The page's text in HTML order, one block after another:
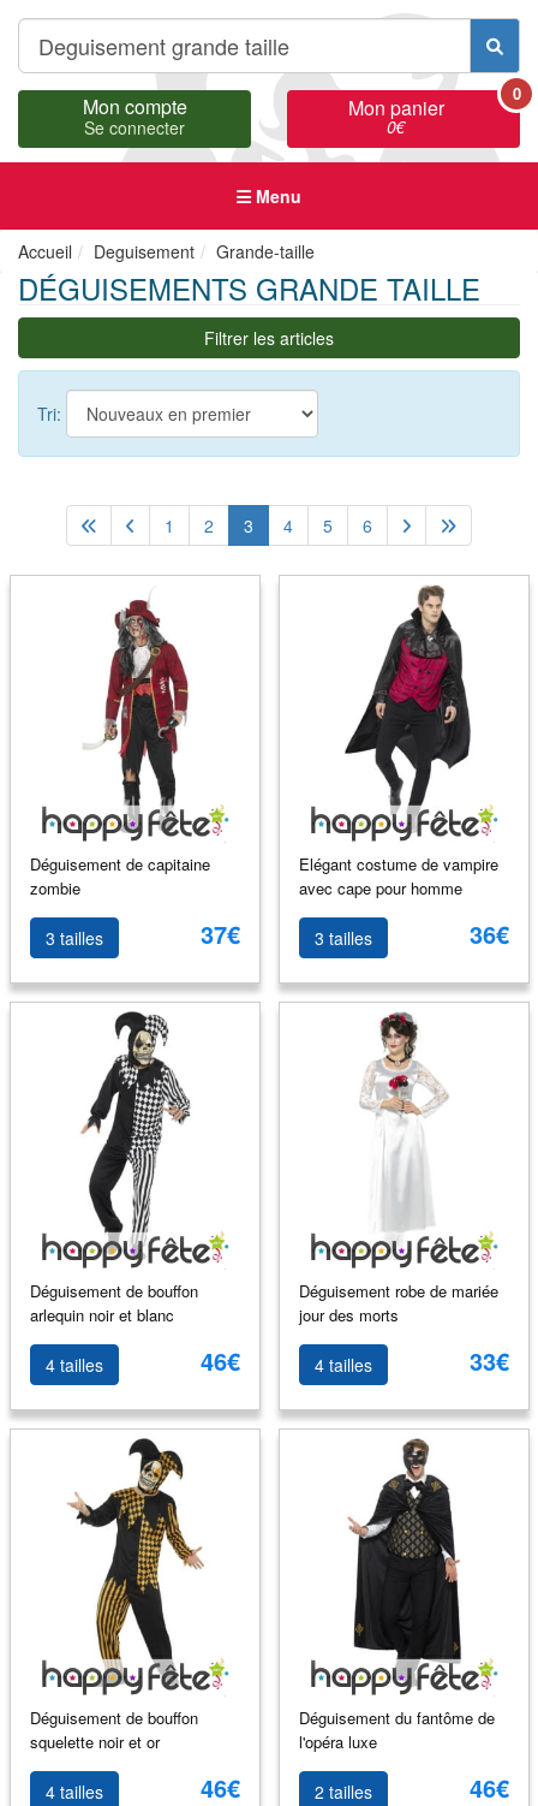
Mon compte
Se connecter
Mon panier
0€
0
Menu
Accueil Deguisement Grande-taille
DÉGUISEMENTS GRANDE TAILLE
Filtrer les articles
Tri:
1 2 3 4 5 6
Déguisement de capitaine
zombie
3 tailles 37€
Elégant costume de vampire
avec cape pour homme
3 tailles 36€
Déguisement de bouffon
arlequin noir et blanc
4 tailles 46€
Déguisement robe de mariée
jour des morts
4 tailles 33€
Déguisement de bouffon
squelette noir et or
4 tailles 46€
Déguisement du fantôme de
l'opéra luxe
2 tailles 46€